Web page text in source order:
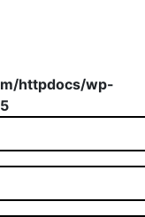
httpdocs/wp-